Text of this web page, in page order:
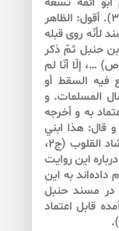
تاسعهم قائمهم (علامه حلي، ۱۴۱۱: ص۳۳۱). أقول: الظاهر
لأنّه روى قبله
حنبل ثمّ ذكر
…، إلّا أنّا لم
فيه السقط أو
المسلمات. و
به و أخرجه
في إرشاد القلوب (ج۲، ص۳۳) و قال: هذا ابني
امام ابن امام … و أخرجه الديلمي في إرشاد القلوب (ج۲،
اين روايت
داده‌‌اند به اين
در مسند حنبل
قابل اعتماد